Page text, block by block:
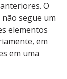
O
segue um
elementos
em
em uma